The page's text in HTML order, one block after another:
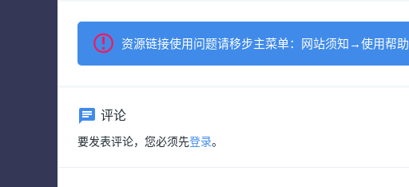
资源链接使用问题请移步主菜单：网站须知→使用帮助
评论
要发表评论，您必须先登录。